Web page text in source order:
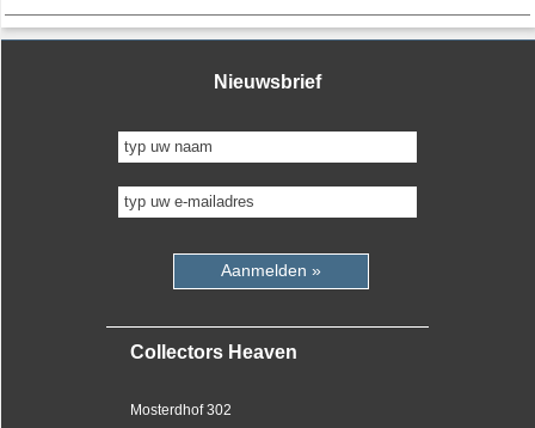
Nieuwsbrief
Aanmelden »
Collectors Heaven
Mosterdhof 302